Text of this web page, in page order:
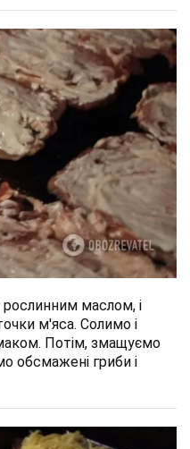
маслом, і
м'яса. Солимо і
Потім, змащуємо
обсмажені гриби і